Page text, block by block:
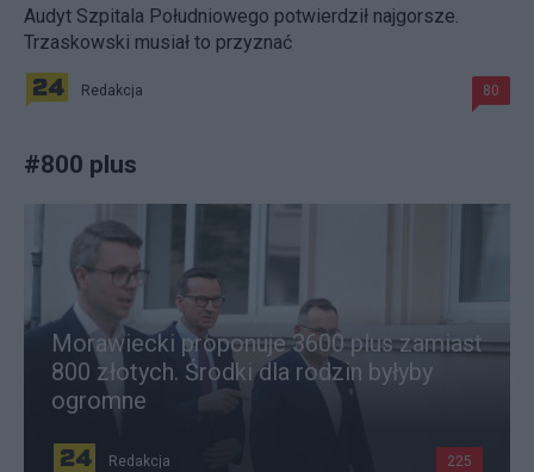
Audyt Szpitala Południowego potwierdził najgorsze.
Trzaskowski musiał to przyznać
Redakcja 80
#800 plus
Morawiecki proponuje 3600 plus zamiast
800 złotych. Środki dla rodzin byłyby
ogromne
Redakcja 225